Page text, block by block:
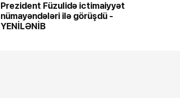
Prezident Füzulidə ictimaiyyət
nümayəndələri ilə görüşdü -
YENİLƏNİB